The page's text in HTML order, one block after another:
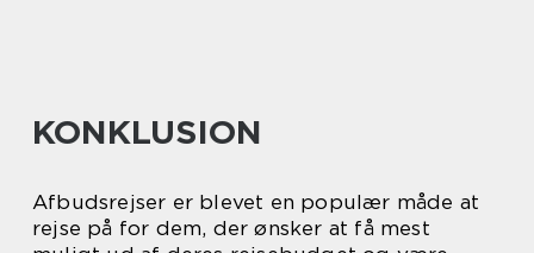
KONKLUSION
Afbudsrejser er blevet en populær måde at
rejse på for dem, der ønsker at få mest